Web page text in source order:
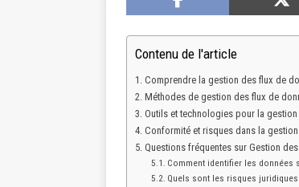
Contenu de l'article
Comprendre la gestion des flux de
Méthodes de gestion des flux de
Outils et technologies pour la
Conformité et risques dans la
Questions fréquentes sur Gestion
Comment identifier les données
Quels sont les risques